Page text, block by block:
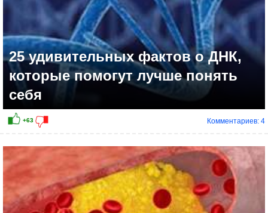
+54
25 удивительных фактов о ДНК,
которые помогут лучше понять
себя
Комментариев: 4